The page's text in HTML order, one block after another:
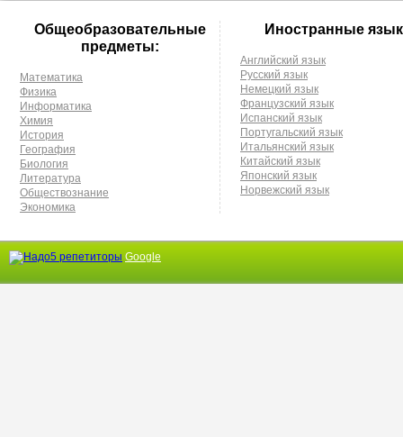
Общеобразовательные
предметы:
Математика
Физика
Информатика
Химия
История
География
Биология
Литература
Обществознание
Экономика
Иностранные
Английский язык
Русский язык
Немецкий язык
Французский язык
Испанский язык
Португальский язык
Итальянский язык
Китайский язык
Японский язык
Норвежский язык
Google